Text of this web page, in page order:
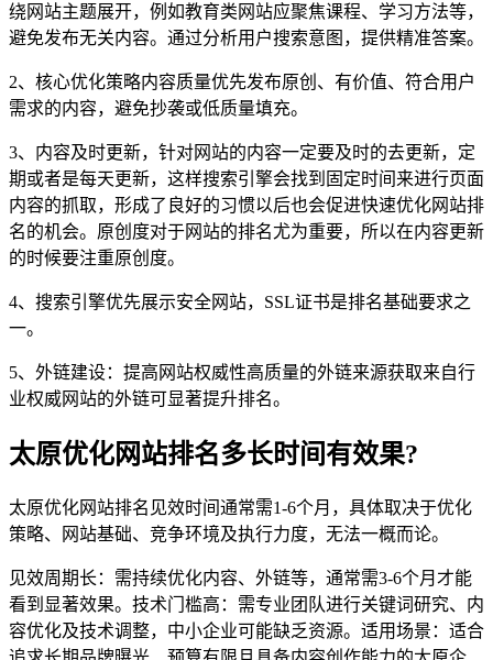
绕网站主题展开，例如教育类网站应聚焦课程、学习方法等，
避免发布无关内容。通过分析用户搜索意图，提供精准答案。
2、核心优化策略内容质量优先发布原创、有价值、符合用户
需求的内容，避免抄袭或低质量填充。
3、内容及时更新，针对网站的内容一定要及时的去更新，定
期或者是每天更新，这样搜索引擎会找到固定时间来进行页面
内容的抓取，形成了良好的习惯以后也会促进快速优化网站排
名的机会。原创度对于网站的排名尤为重要，所以在内容更新
的时候要注重原创度。
4、搜索引擎优先展示安全网站，SSL证书是排名基础要求之
一。
5、外链建设：提高网站权威性高质量的外链来源获取来自行
业权威网站的外链可显著提升排名。
太原优化网站排名多长时间有效果?
太原优化网站排名见效时间通常需1-6个月，具体取决于优化
策略、网站基础、竞争环境及执行力度，无法一概而论。
见效周期长：需持续优化内容、外链等，通常需3-6个月才能
看到显著效果。技术门槛高：需专业团队进行关键词研究、内
容优化及技术调整，中小企业可能缺乏资源。适用场景：适合